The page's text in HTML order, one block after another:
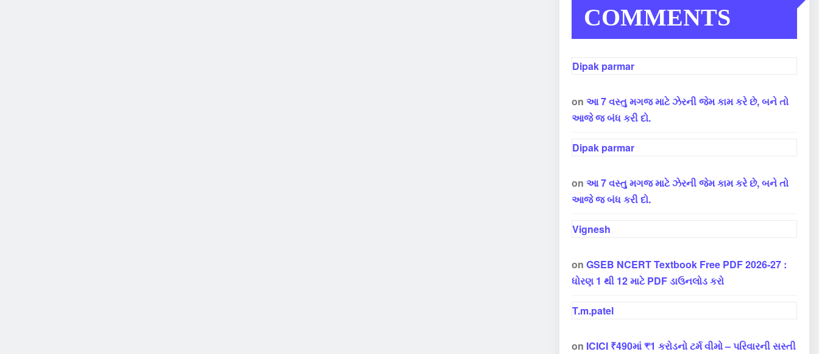
COMMENTS
Dipak parmar
on આ 7 વસ્તુ મગજ માટે ઝેરની જેમ કામ કરે છે, બને તો
આજે જ બંધ કરી દો.
Dipak parmar
on આ 7 વસ્તુ મગજ માટે ઝેરની જેમ કામ કરે છે, બને તો
આજે જ બંધ કરી દો.
Vignesh
on GSEB NCERT Textbook Free PDF 2026-27 :
ધોરણ 1 થી 12 માટે PDF ડાઉનલોડ કરો
T.m.patel
on ICICI ₹490માં ₹1 કરોડનો ટર્મ વીમો – પરિવારની સસ્તી